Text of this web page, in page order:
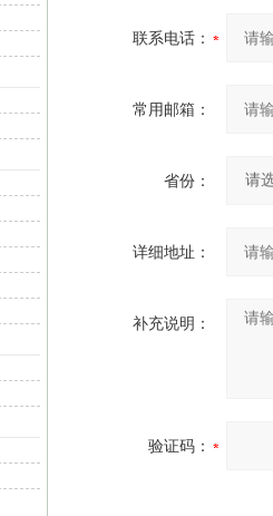
联系电话：
常用邮箱：
省份：
详细地址：
补充说明：
验证码：